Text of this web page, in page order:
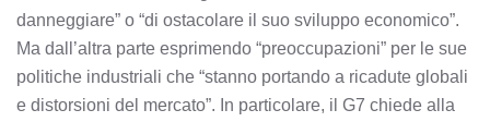
danneggiare” o “di ostacolare il suo sviluppo economico”.
Ma dall’altra parte esprimendo “preoccupazioni” per le sue
politiche industriali che “stanno portando a ricadute globali
e distorsioni del mercato”. In particolare, il G7 chiede alla